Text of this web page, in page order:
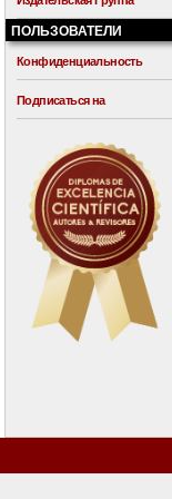
ПОЛЬЗОВАТЕЛИ
Конфиденциальность
Подписаться на